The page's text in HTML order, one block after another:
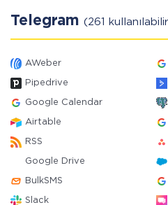
Telegram (261
AWeber
Pipedrive
Google Calendar
Airtable
RSS
Google Drive
BulkSMS
Slack